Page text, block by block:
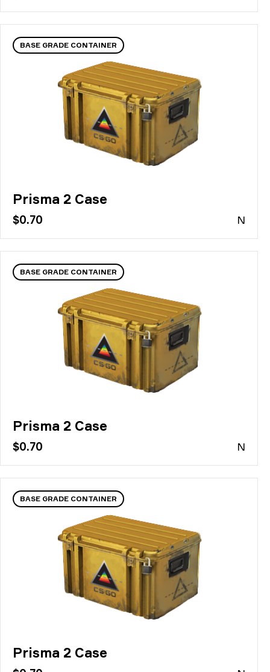
BASE GRADE CONTAINER
Prisma 2 Case
$0.70 N
BASE GRADE CONTAINER
Prisma 2 Case
$0.70 N
BASE GRADE CONTAINER
Prisma 2 Case